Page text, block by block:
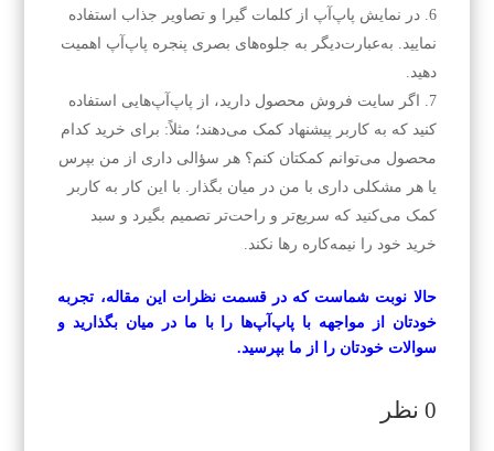
در نمایش پاپ‌آپ از کلمات گیرا و تصاویر جذاب استفاده
نمایید. به‌عبارت‌دیگر به جلوه‌های بصری پنجره پاپ‌آپ اهمیت
دهید.
اگر سایت فروش محصول دارید، از پاپ‌آپ‌هایی استفاده
کنید که به کاربر پیشنهاد کمک می‌دهند؛ مثلاً: برای خرید کدام
محصول می‌توانم کمکتان کنم؟ هر سؤالی داری از من بپرس
یا هر مشکلی داری با من در میان بگذار. با این کار به کاربر
کمک می‌کنید که سریع‌تر و راحت‌تر تصمیم بگیرد و سبد
خرید خود را نیمه‌کاره رها نکند.
حالا نوبت شماست که در قسمت نظرات این مقاله، تجربه
خودتان از مواجهه با پاپ‌آپ‌ها را با ما در میان بگذارید و
سوالات خودتان را از ما بپرسید.
0 نظر